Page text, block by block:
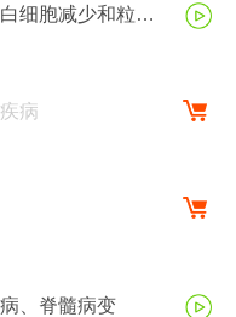
细胞减少和粒细
病
、脊髓病变